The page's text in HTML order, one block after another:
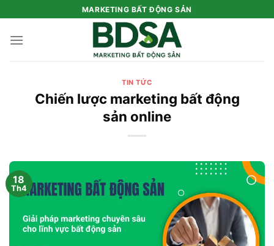
qua
nội
MARKETING BẤT ĐỘNG SẢN
TIN TỨC
Chiến lược marketing bất động
sản online
18
Th4